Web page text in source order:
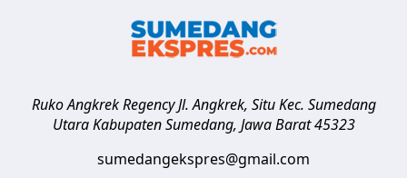
Ruko Angkrek Regency Jl. Angkrek, Situ Kec. Sumedang
Utara Kabupaten Sumedang, Jawa Barat 45323
sumedangekspres@gmail.com